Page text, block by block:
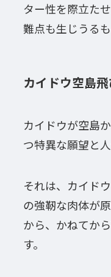
ター性を際立た
難点も生じうるも
カイドウ空島
カイドウが空島
つ特異な願望と
それは、カイド
の強靭な肉体が
から、かねてか
す。